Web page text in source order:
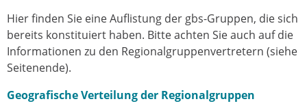
Hier finden Sie eine Auflistung der gbs-Gruppen, die sich
bereits konstituiert haben. Bitte achten Sie auch auf die
Informationen zu den Regionalgruppenvertretern (siehe
Seitenende).
Geografische Verteilung der Regionalgruppen